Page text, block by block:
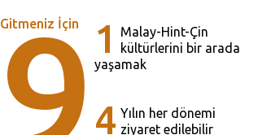
Gitmeniz İçin
9 1
Malay-Hint-Çin
kültürlerini bir arada
yaşamak
4 Yılın her dönemi
ziyaret edilebilir